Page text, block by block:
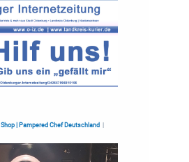
Shop | Pampered Chef Deutschland